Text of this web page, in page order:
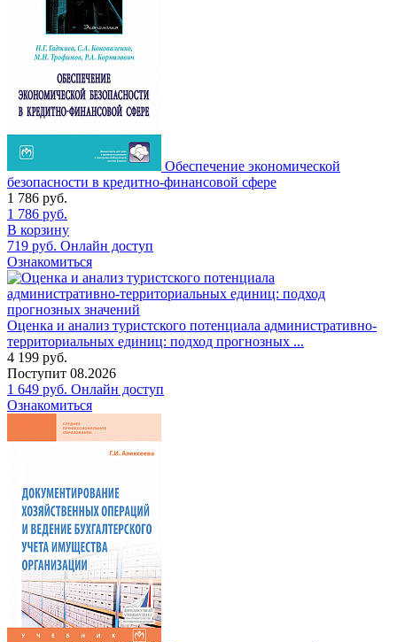
Обеспечение экономической
безопасности в кредитно-финансовой сфере
1 786 руб.
1 786 руб.
В корзину
719 руб. Онлайн доступ
Ознакомиться
Оценка и анализ туристского потенциала административно-
территориальных единиц: подход прогнозных ...
4 199 руб.
Поступит 08.2026
1 649 руб. Онлайн доступ
Ознакомиться